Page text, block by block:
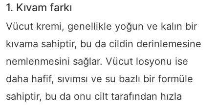
1. Kıvam farkı
Vücut kremi, genellikle yoğun ve kalın bir
kıvama sahiptir, bu da cildin derinlemesine
nemlenmesini sağlar. Vücut losyonu ise
daha hafif, sıvımsı ve su bazlı bir formüle
sahiptir, bu da onu cilt tarafından hızla